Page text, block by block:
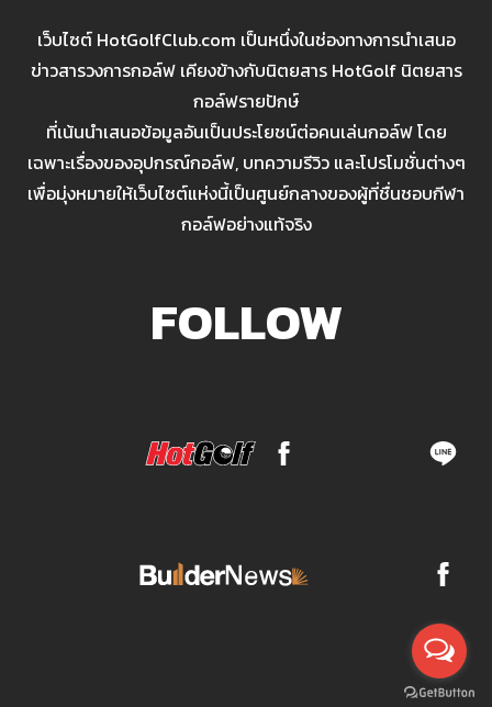
เว็บไซต์ HotGolfClub.com เป็นหนึ่งในช่องทางการนำเสนอ
ข่าวสารวงการกอล์ฟ เคียงข้างกับนิตยสาร HotGolf นิตยสาร
กอล์ฟรายปักษ์
ที่เน้นนำเสนอข้อมูลอันเป็นประโยชน์ต่อคนเล่นกอล์ฟ โดย
เฉพาะเรื่องของอุปกรณ์กอล์ฟ, บทความรีวิว และโปรโมชั่นต่างๆ
เพื่อมุ่งหมายให้เว็บไซต์แห่งนี้เป็นศูนย์กลางของผู้ที่ชื่นชอบกีฬา
กอล์ฟอย่างแท้จริง
FOLLOW